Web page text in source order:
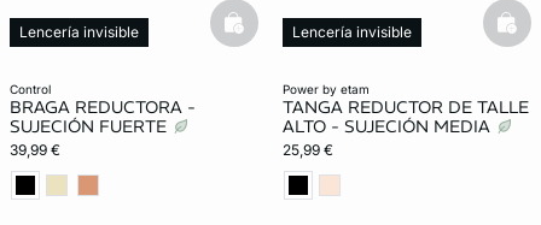
control
BRAGA REDUCTORA -
SUJECIÓN FUERTE
39,99 €
Lencería invisible
basketfull
power by etam
TANGA REDUCTOR DE TALLE
ALTO - SUJECIÓN MEDIA
25,99 €
Lencería invisible